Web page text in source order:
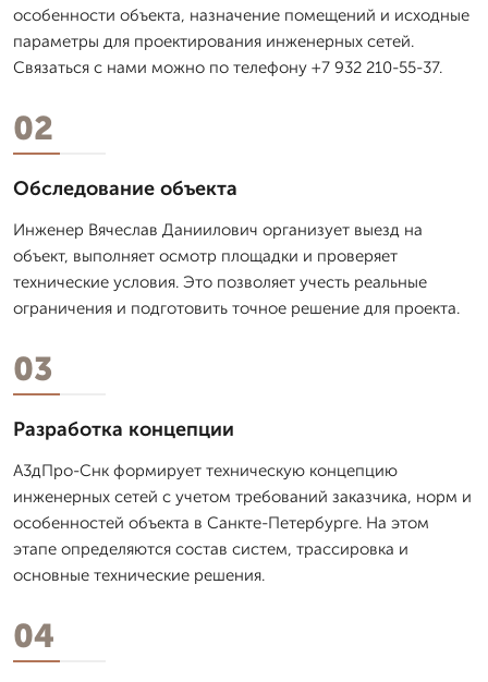
особенности объекта, назначение помещений и исходные
параметры для проектирования инженерных сетей.
Связаться с нами можно по телефону +7 932 210-55-37.
02
Обследование объекта
Инженер Вячеслав Даниилович организует выезд на
объект, выполняет осмотр площадки и проверяет
технические условия. Это позволяет учесть реальные
ограничения и подготовить точное решение для проекта.
03
Разработка концепции
А3дПро-Снк формирует техническую концепцию
инженерных сетей с учетом требований заказчика, норм и
особенностей объекта в Санкте-Петербурге. На этом
этапе определяются состав систем, трассировка и
основные технические решения.
04